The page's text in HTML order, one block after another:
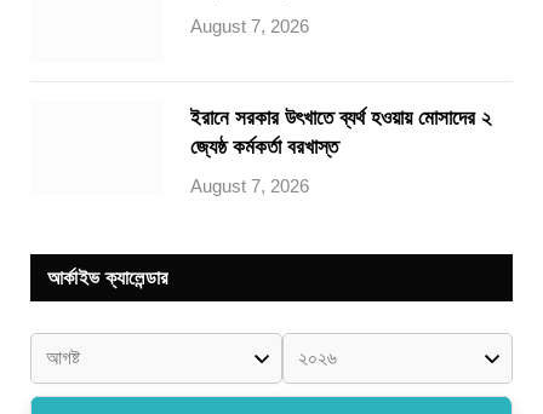
August 7, 2026
ইরানে সরকার উৎখাতে ব্যর্থ হওয়ায় মোসাদের ২
জ্যেষ্ঠ কর্মকর্তা বরখাস্ত
August 7, 2026
আর্কাইভ ক্যালেন্ডার